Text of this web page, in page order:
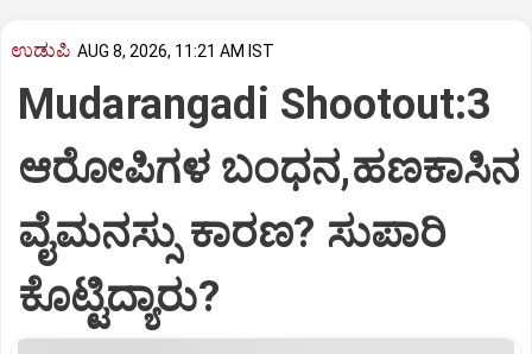
ಉಡುಪಿ AUG 8, 2026, 11:21 AM IST
Mudarangadi Shootout:‌3
ಆರೋಪಿಗಳ ಬಂಧನ,ಹಣಕಾಸಿನ
ವೈಮನಸ್ಸು ಕಾರಣ? ಸುಪಾರಿ
ಕೊಟ್ಟಿದ್ಯಾರು?